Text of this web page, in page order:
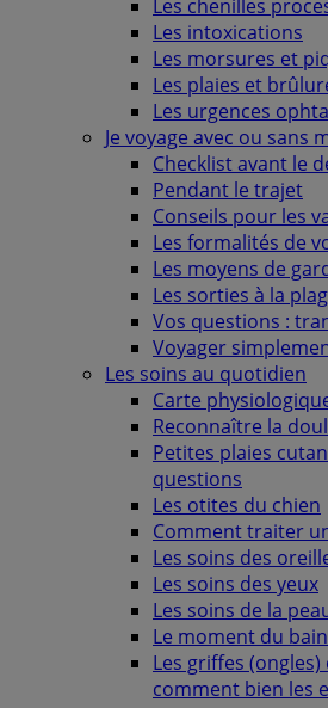
Les chenilles
Les intoxications
Les morsures et
Les plaies et
Les urgences
Je voyage avec ou sans
Checklist avant le
Pendant le trajet
Conseils pour les
Les formalités de
Les moyens de
Les sorties à la
Vos questions :
Voyager
Les soins au quotidien
Carte
Reconnaître la
Petites plaies
questions
Les otites du chien
Comment traiter
Les soins des
Les soins des yeux
Les soins de la
Le moment du
Les griffes
comment bien les